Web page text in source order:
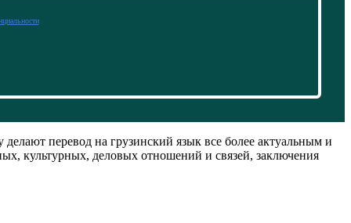
перевод на грузинский язык все более актуальным и
культурных, деловых отношений и связей, заключения